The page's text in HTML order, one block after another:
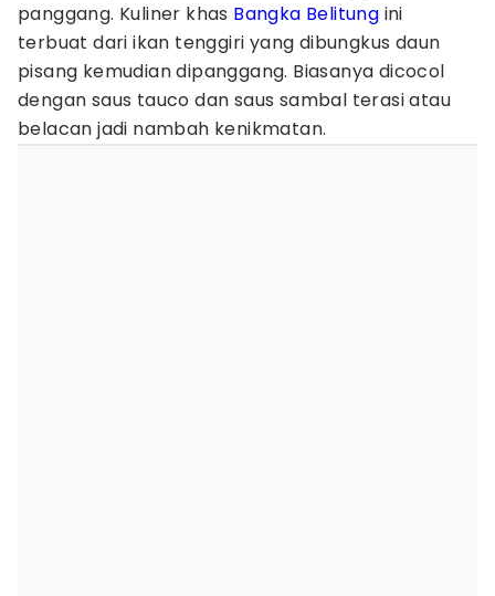
panggang. Kuliner khas Bangka Belitung ini
terbuat dari ikan tenggiri yang dibungkus daun
pisang kemudian dipanggang. Biasanya dicocol
dengan saus tauco dan saus sambal terasi atau
belacan jadi nambah kenikmatan.